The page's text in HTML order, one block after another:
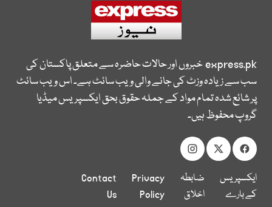
express.pkخبروں اور حالات حاضرہ سے متعلق پاکستان کی
سب سے زیادہ وزٹ کی جانے والی ویب سائٹ ہے۔ اس ویب سائٹ
پر شائع شدہ تمام مواد کے جملہ حقوق بحق ایکسپریس میڈیا
گروپ محفوظ ہیں۔
ایکسپریس
کے بارے
ضابطہ
اخلاق
Privacy
Policy
Contact
Us